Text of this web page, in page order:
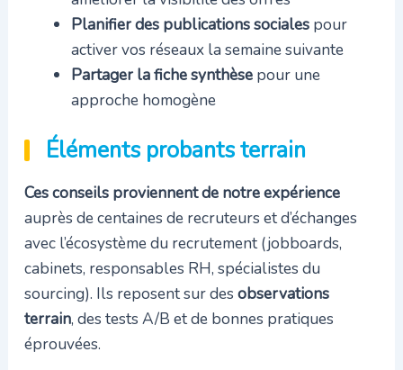
Planifier des publications socialespour
activer vos réseaux la semaine suivante
Partager la fiche synthèsepour une
approche homogène
Éléments probants terrain
Ces conseils proviennent de notre expérience
auprès de centaines de recruteurs et d’échanges
avec l’écosystème du recrutement (jobboards,
cabinets, responsables RH, spécialistes du
sourcing). Ils reposent sur des observations
terrain, des tests A/B et de bonnes pratiques
éprouvées.